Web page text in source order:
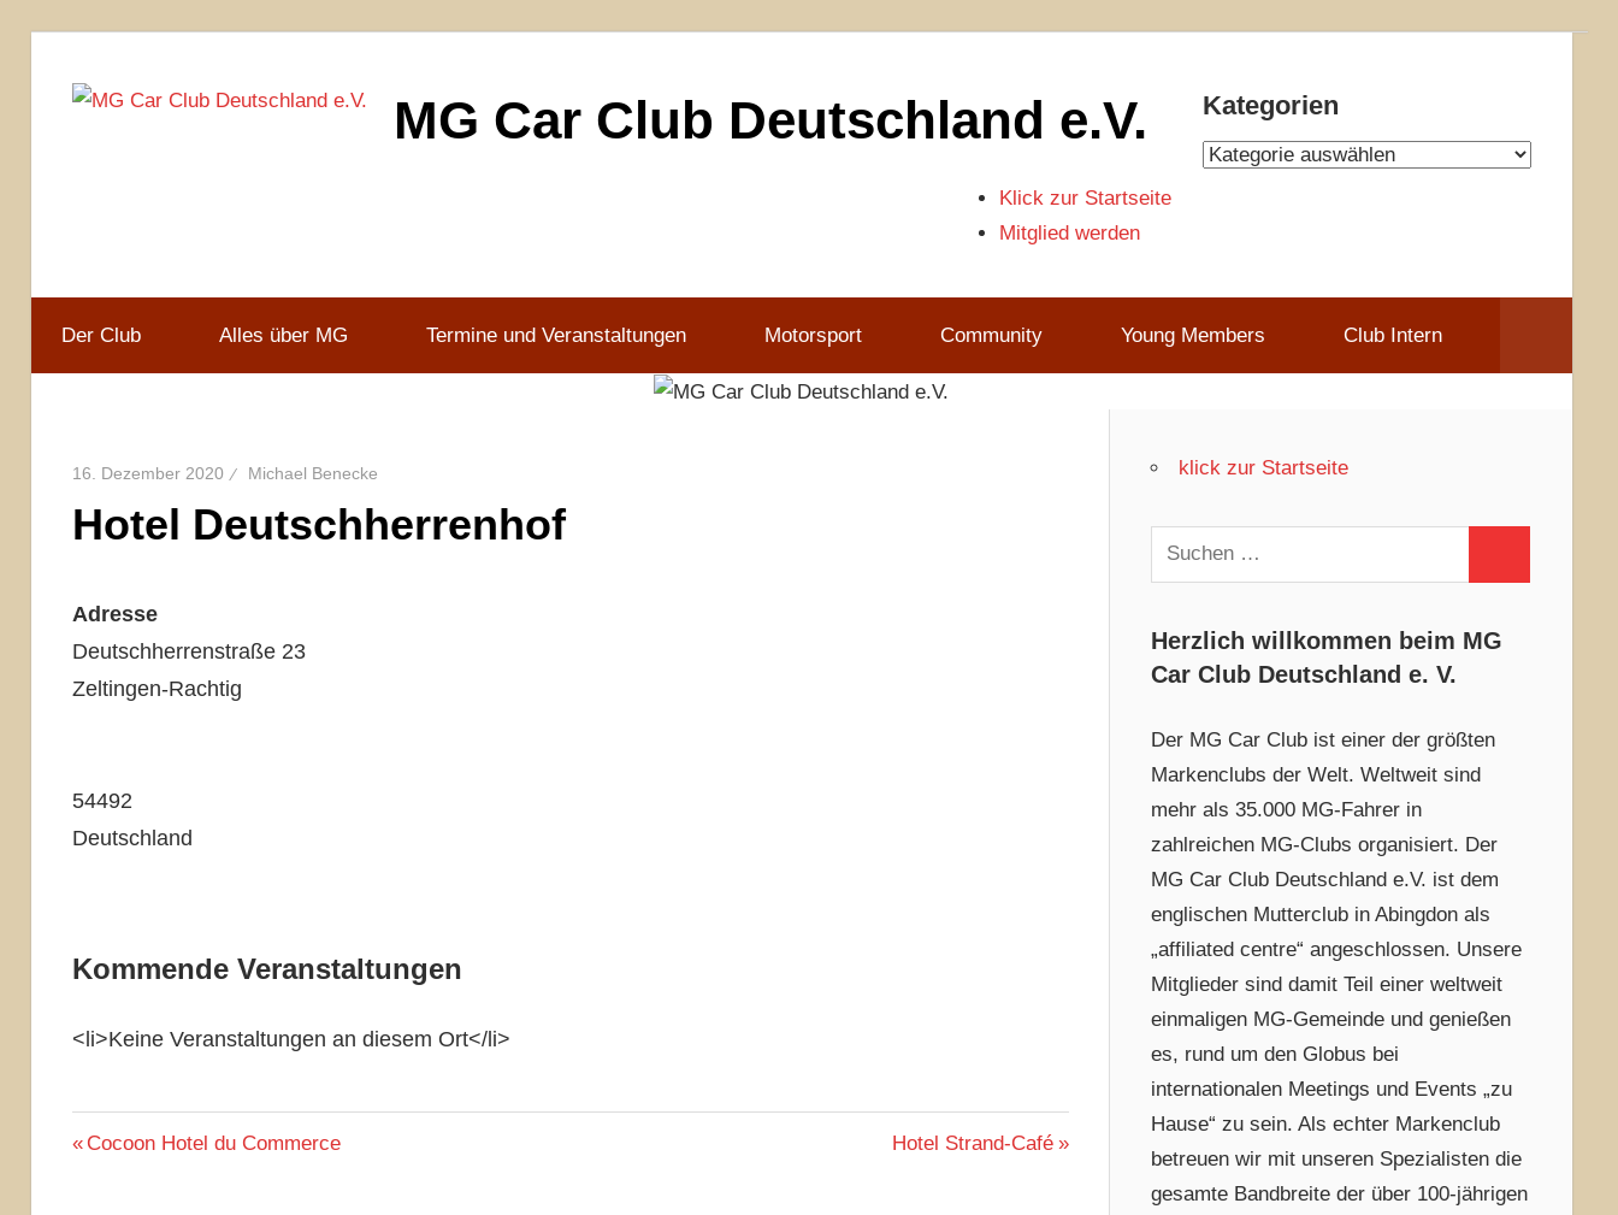
Inhalt
MG Car Club Deutschland e.V. Kategorien
Kategorien
Klick zur Startseite
Mitglied werden
Der Club Alles über MG Termine und Veranstaltungen Motorsport Community Young Members Club Intern
16. Dezember 2020 Michael Benecke
Hotel Deutschherrenhof
Adresse
Deutschherrenstraße 23
Zeltingen-Rachtig
54492
Deutschland
Kommende Veranstaltungen
<li>Keine Veranstaltungen an diesem Ort</li>
Beitragsnavigation
Vorheriger
Cocoon Hotel du Commerce
Nächster
Hotel Strand-Café
klick zur Startseite
Suchen
nach:
Herzlich willkommen beim MG
Car Club Deutschland e. V.
Der MG Car Club ist einer der größten
Markenclubs der Welt. Weltweit sind
mehr als 35.000 MG-Fahrer in
zahlreichen MG-Clubs organisiert. Der
MG Car Club Deutschland e.V. ist dem
englischen Mutterclub in Abingdon als
„affiliated centre“ angeschlossen. Unsere
Mitglieder sind damit Teil einer weltweit
einmaligen MG-Gemeinde und genießen
es, rund um den Globus bei
internationalen Meetings und Events „zu
Hause“ zu sein. Als echter Markenclub
betreuen wir mit unseren Spezialisten die
gesamte Bandbreite der über 100-jährigen